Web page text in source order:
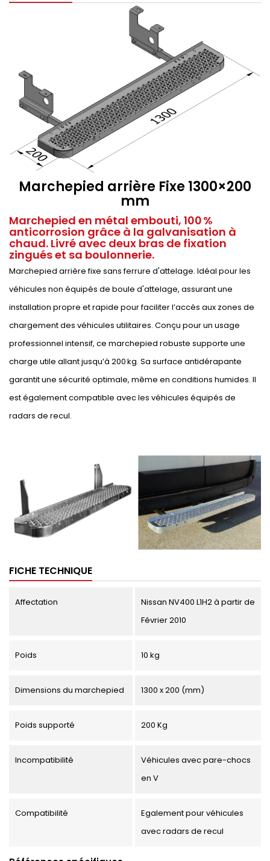
Marchepied arrière Fixe 1300×200
mm
Marchepied en métal embouti, 100 %
anticorrosion grâce à la galvanisation à
chaud. Livré avec deux bras de fixation
zingués et sa boulonnerie.
Marchepied arrière fixe sans ferrure d'attelage. Idéal pour les
véhicules non équipés de boule d'attelage, assurant une
installation propre et rapide pour faciliter l’accès aux zones de
chargement des véhicules utilitaires. Conçu pour un usage
professionnel intensif, ce marchepied robuste supporte une
charge utile allant jusqu’à 200 kg. Sa surface antidérapante
garantit une sécurité optimale, même en conditions humides. Il
est également compatible avec les véhicules équipés de
radars de recul.
FICHE TECHNIQUE
Affectation
Nissan NV400 L1H2 à partir de
Février 2010
Poids 10 kg
Dimensions du marchepied 1300 x 200 (mm)
Poids supporté 200 Kg
Incompatibilité
Véhicules avec pare-chocs
en V
Compatibilité
Egalement pour véhicules
avec radars de recul